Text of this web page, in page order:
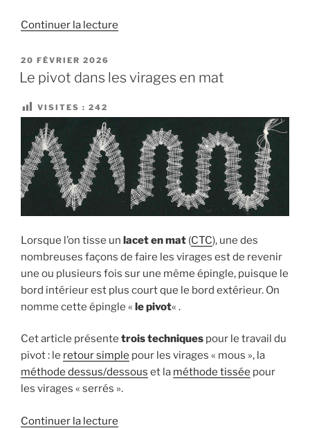
Continuer la lecture
ou
PUBLIÉ
LE
20 FÉVRIER 2026
Le pivot dans les virages en mat
VISITES : 242
Lorsque l’on tisse un lacet en mat (CTC), une des
nombreuses façons de faire les virages est de revenir
une ou plusieurs fois sur une même épingle, puisque le
bord intérieur est plus court que le bord extérieur. On
nomme cette épingle « le pivot« .
Cet article présente trois techniques pour le travail du
pivot : le retour simple pour les virages « mous », la
méthode dessus/dessous et la méthode tissée pour
les virages « serrés ».
Continuer la lecture